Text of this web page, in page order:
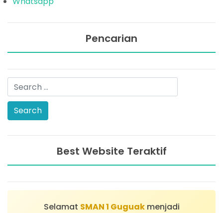
Pencarian
Best Website Teraktif
Selamat SMAN 1 Guguakmenjadi